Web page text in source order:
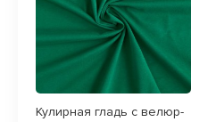
Кулирная гладь с велюр-